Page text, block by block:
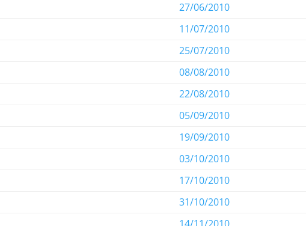
27/06/2010
11/07/2010
25/07/2010
08/08/2010
22/08/2010
05/09/2010
19/09/2010
03/10/2010
17/10/2010
31/10/2010